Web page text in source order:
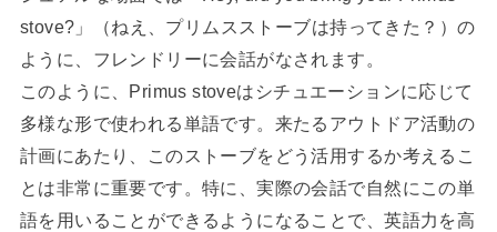
stove?」（ねえ、プリムスストーブは持ってきた？）の
ように、フレンドリーに会話がなされます。
このように、Primus stoveはシチュエーションに応じて
多様な形で使われる単語です。来たるアウトドア活動の
計画にあたり、このストーブをどう活用するか考えるこ
とは非常に重要です。特に、実際の会話で自然にこの単
語を用いることができるようになることで、英語力を高